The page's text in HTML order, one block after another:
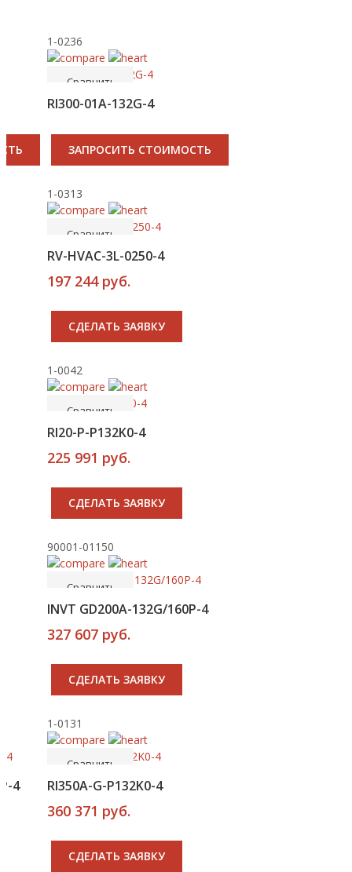
1-0236Купить
Сравнить
RI300-01A-132G-4
ЗАПРОСИТЬ СТОИМОСТЬ
1-0313В корзину
Сравнить
RV-HVAC-3L-0250-4
197 244 руб.
CДЕЛАТЬ ЗАЯВКУ
1-0042В корзину
Сравнить
RI20-P-P132K0-4
225 991 руб.
CДЕЛАТЬ ЗАЯВКУ
90001-01150
В корзину
Сравнить
INVT GD200A-132G/160P-4
327 607 руб.
CДЕЛАТЬ ЗАЯВКУ
4
1-0131В корзину
Сравнить
RI350A-G-P132K0-4
360 371 руб.
CДЕЛАТЬ ЗАЯВКУ